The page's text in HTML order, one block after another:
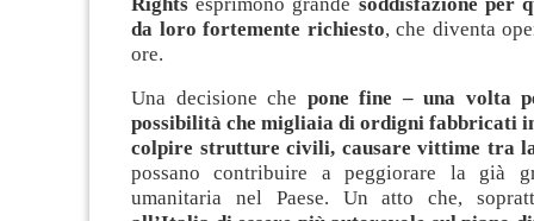
da loro fortemente richiesto, che diventa
ore.
Una decisione che pone fine – una volta
possibilità che migliaia di ordigni fabbricati
colpire strutture civili, causare vittime tra
possano contribuire a peggiorare la già
umanitaria nel Paese. Un atto che,